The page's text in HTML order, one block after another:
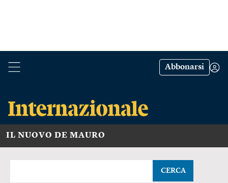
Abbonarsi
IL NUOVO DE MAURO
CERCA